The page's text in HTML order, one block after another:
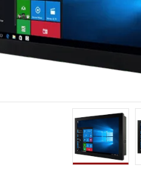
Computer
Funk-
Öl und
Robustes
Robuster